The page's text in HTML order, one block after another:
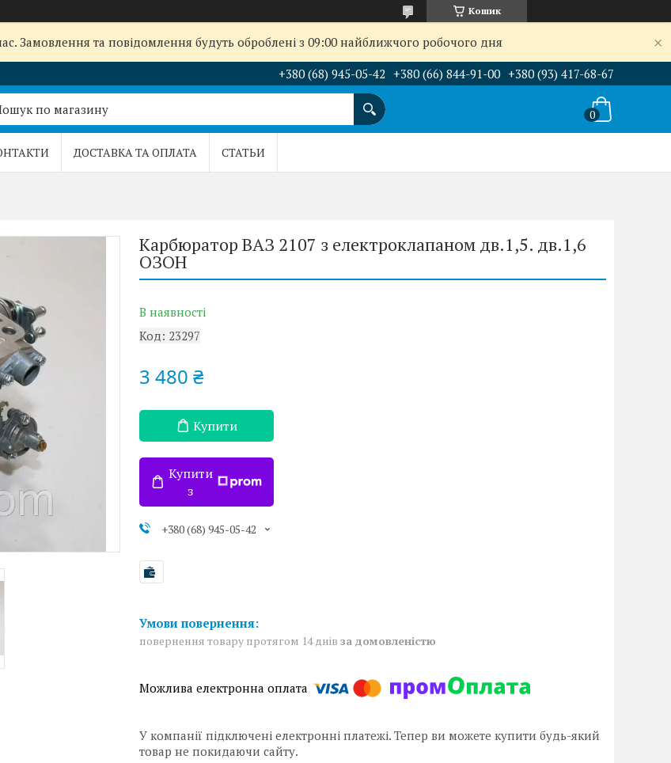
Кошик
Замовлення та повідомлення будуть оброблені з 09:00 найближчого робочого дня
+380 (68) 945-05-42 +380 (66) 844-91-00 +380 (93) 417-68-67
ДОСТАВКА ТА ОПЛАТА СТАТЬИ
Карбюратор ВАЗ 2107 з електроклапаном дв.1,5. дв.1,6
ОЗОН
В наявності
Код: 23297
3 480 ₴
Купити
Купити
з
+380 (68) 945-05-42
повернення товару протягом 14 днів за домовленістю
У компанії підключені електронні платежі. Тепер ви можете купити будь-який
товар не покидаючи сайту.